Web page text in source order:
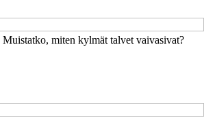
miten kylmät talvet vaivasivat?